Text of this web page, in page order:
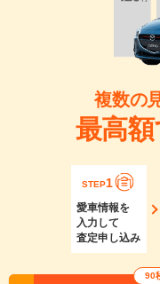
複数の
最高
STEP1
愛車情報を
入力して
査定申し込み
90